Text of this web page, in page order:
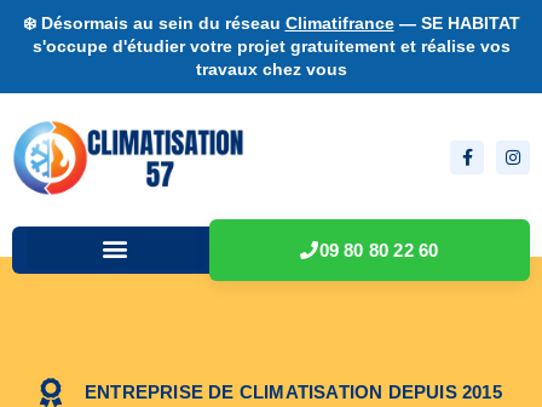
❄️ Désormais au sein du réseau Climatifrance— SE HABITAT
s'occupe d'étudier votre projet gratuitement et réalise vos
travaux chez vous
09 80 80 22 60
ENTREPRISE DE CLIMATISATION DEPUIS 2015